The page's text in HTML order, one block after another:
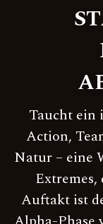
Taucht ein
Action,
Natur – eine
Auftakt ist